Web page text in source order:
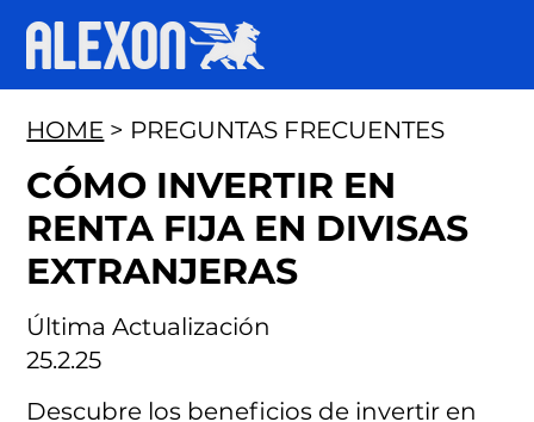
Última Actualización
25.2.25
HOME > PREGUNTAS FRECUENTES
CÓMO INVERTIR EN
RENTA FIJA EN DIVISAS
EXTRANJERAS
Descubre los beneficios de invertir en